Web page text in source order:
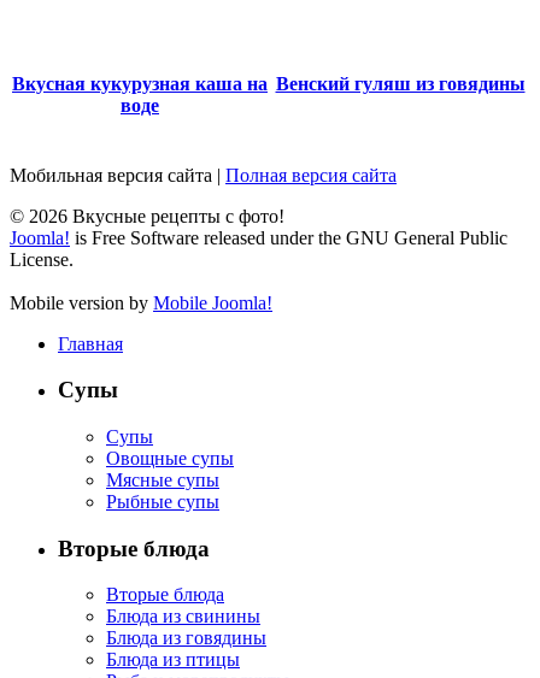
Вкусная кукурузная каша на
воде
Венский гуляш из говядины
Мобильная версия сайта | Полная версия сайта
© 2026 Вкусные рецепты с фото!
Joomla! is Free Software released under the GNU General Public
License.
Mobile version by Mobile Joomla!
Главная
Супы
Супы
Овощные супы
Мясные супы
Рыбные супы
Вторые блюда
Вторые блюда
Блюда из свинины
Блюда из говядины
Блюда из птицы